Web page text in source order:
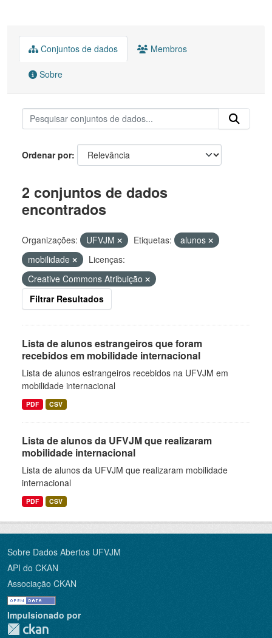
Conjuntos de dados Membros
Sobre
Ordenar por
2 conjuntos de dados
encontrados
Organizações: UFVJM Etiquetas:
alunos
mobilidade
Licenças:
Creative Commons Atribuição
Filtrar Resultados
Lista de alunos estrangeiros que foram
recebidos em mobilidade internacional
Lista de alunos estrangeiros recebidos na UFVJM em
mobilidade internacional
PDF CSV
Lista de alunos da UFVJM que realizaram
mobilidade internacional
Lista de alunos da UFVJM que realizaram mobilidade
internacional
PDF CSV
Sobre Dados Abertos UFVJM
API do CKAN
Associação CKAN
Impulsionado por